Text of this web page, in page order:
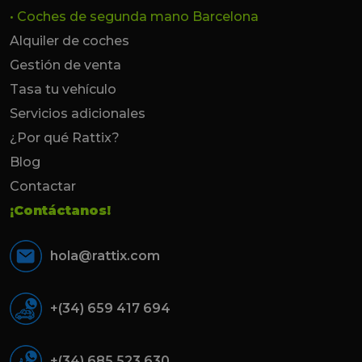
• Coches de segunda mano Barcelona
Alquiler de coches
Gestión de venta
Tasa tu vehículo
Servicios adicionales
¿Por qué Rattix?
Blog
Contactar
¡Contáctanos!
hola@rattix.com
+(34) 659 417 694